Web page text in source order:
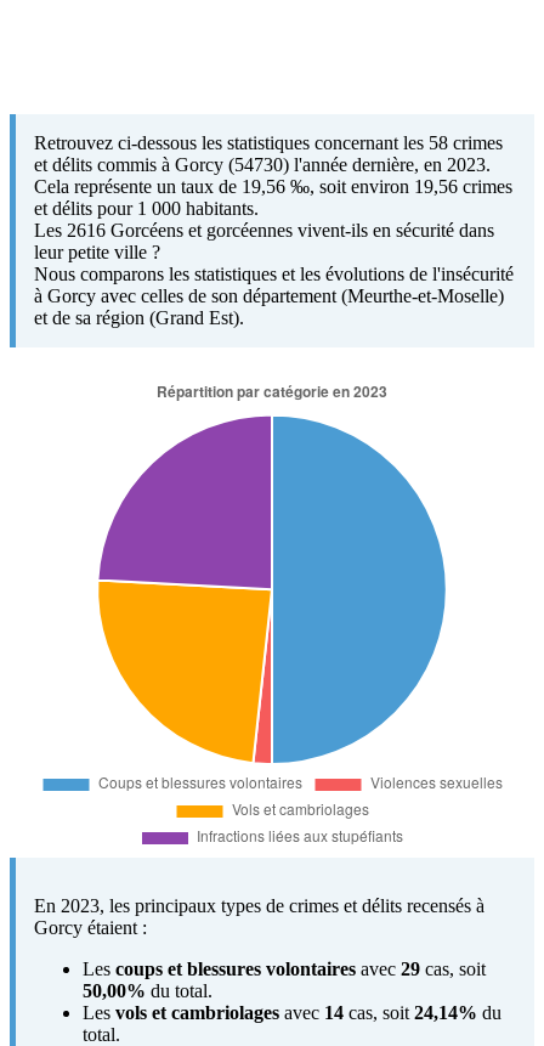
Retrouvez ci-dessous les statistiques concernant les 58 crimes
et délits commis à Gorcy (54730) l'année dernière, en 2023.
Cela représente un taux de 19,56 ‰, soit environ 19,56 crimes
et délits pour 1 000 habitants.
Les 2616 Gorcéens et gorcéennes vivent-ils en sécurité dans
leur petite ville ?
Nous comparons les statistiques et les évolutions de l'insécurité
à Gorcy avec celles de son département (Meurthe-et-Moselle)
et de sa région (Grand Est).
En 2023, les principaux types de crimes et délits recensés à
Gorcy étaient :
Les coups et blessures volontaires avec 29 cas, soit
50,00% du total.
Les vols et cambriolages avec 14 cas, soit 24,14% du
total.